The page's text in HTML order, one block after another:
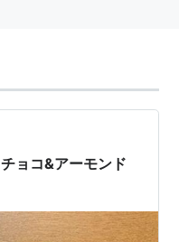
ョコ&アーモンド